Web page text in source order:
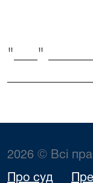
"___"
2026 © Всі
Про суд